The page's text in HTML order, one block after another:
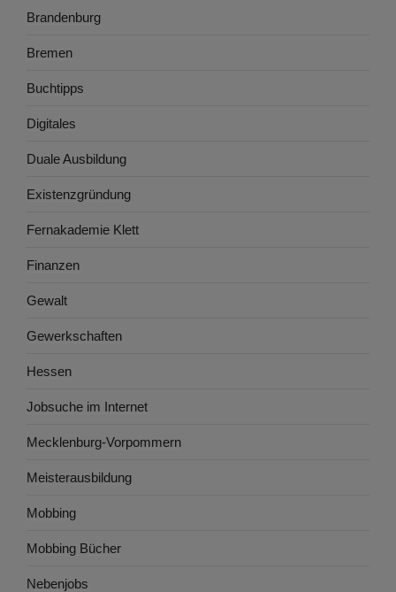
Brandenburg
Bremen
Buchtipps
Digitales
Duale Ausbildung
Existenzgründung
Fernakademie Klett
Finanzen
Gewalt
Gewerkschaften
Hessen
Jobsuche im Internet
Mecklenburg-Vorpommern
Meisterausbildung
Mobbing
Mobbing Bücher
Nebenjobs